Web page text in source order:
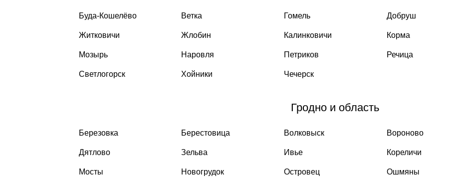
Буда-Кошелёво Ветка Гомель Добруш
Житковичи Жлобин Калинковичи Корма
Мозырь Наровля Петриков Речица
Светлогорск Хойники Чечерск
Гродно и область
Березовка Берестовица Волковыск Вороново
Дятлово Зельва Ивье Кореличи
Мосты Новогрудок Островец Ошмяны